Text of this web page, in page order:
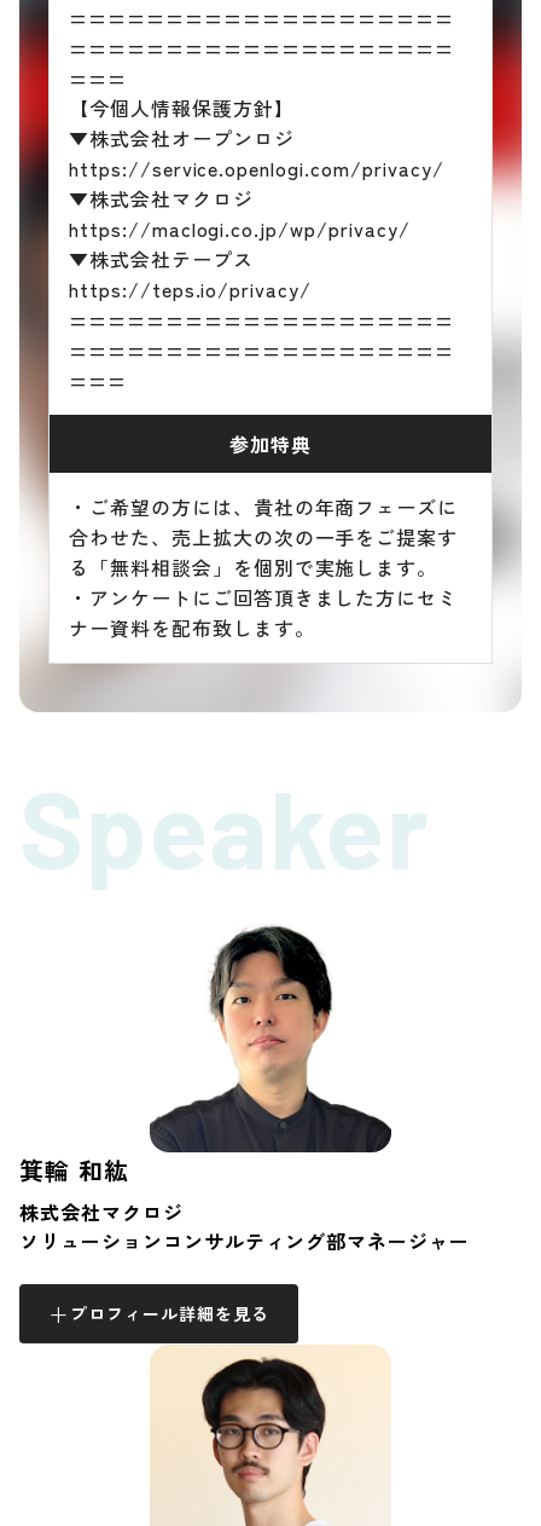
====================
====================
===
【今個人情報保護方針】
▼株式会社オープンロジ
https://service.openlogi.com/privacy/
▼株式会社マクロジ
https://maclogi.co.jp/wp/privacy/
▼株式会社テープス
https://teps.io/privacy/
====================
====================
===
参加特典
・ご希望の方には、貴社の年商フェーズに
合わせた、売上拡大の次の一手をご提案す
る「無料相談会」を個別で実施します。
・アンケートにご回答頂きました方にセミ
ナー資料を配布致します。
Speaker
箕輪 和紘
株式会社マクロジ
ソリューションコンサルティング部マネージャー
プロフィール詳細を見る